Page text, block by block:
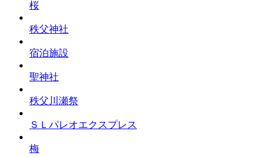
桜
秩父神社
宿泊施設
聖神社
秩父川瀬祭
ＳＬパレオエクスプレス
梅